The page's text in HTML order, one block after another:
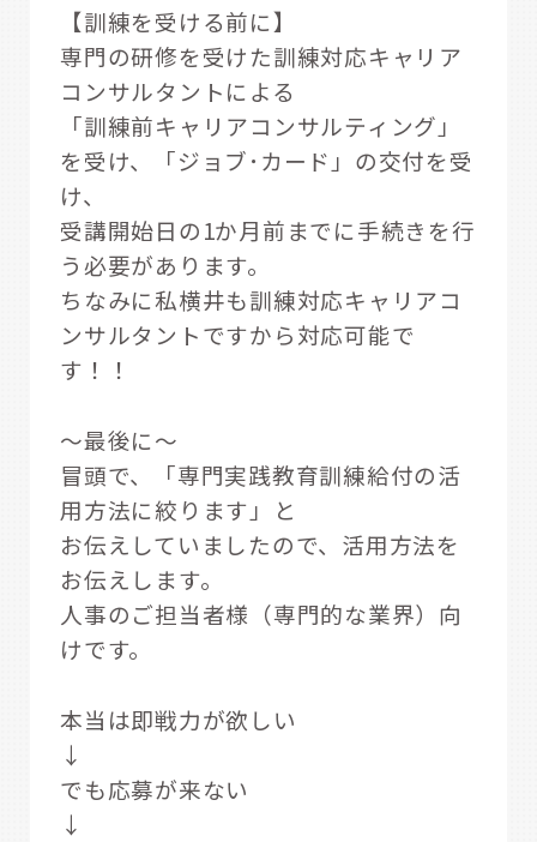
【訓練を受ける前に】
専門の研修を受けた訓練対応キャリア
コンサルタントによる
「訓練前キャリアコンサルティング」
を受け、「ジョブ･カード」の交付を受
け、
受講開始日の1か月前までに手続きを行
う必要があります。
ちなみに私横井も訓練対応キャリアコ
ンサルタントですから対応可能で
す！！
～最後に～
冒頭で、「専門実践教育訓練給付の活
用方法に絞ります」と
お伝えしていましたので、 活用方法を
お伝えします。
人事のご担当者様（専門的な業界）向
けです。
本当は即戦力が欲しい
↓
でも応募が来ない
↓